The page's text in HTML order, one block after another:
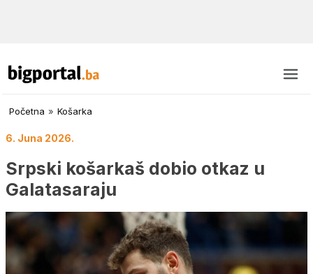
Početna » Košarka
6. Juna 2026.
Srpski košarkaš dobio otkaz u
Galatasaraju